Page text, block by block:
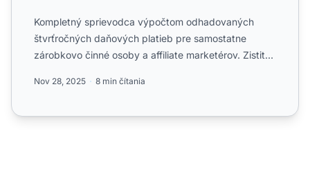
Kompletný sprievodca výpočtom odhadovaných
štvrťročných daňových platieb pre samostatne
zárobkovo činné osoby a affiliate marketérov. Zistite
Nov 28, 2025 8 min čítania